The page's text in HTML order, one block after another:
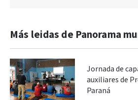
Más leidas de Panorama
Jornada de
auxiliares de
Paraná